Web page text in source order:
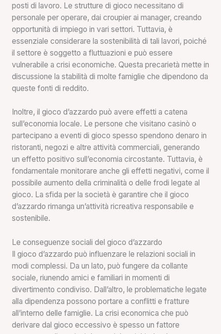
posti di lavoro. Le strutture di gioco necessitano di
personale per operare, dai croupier ai manager, creando
opportunità di impiego in vari settori. Tuttavia, è
essenziale considerare la sostenibilità di tali lavori, poiché
il settore è soggetto a fluttuazioni e può essere
vulnerabile a crisi economiche. Questa precarietà mette in
discussione la stabilità di molte famiglie che dipendono da
queste fonti di reddito.
Inoltre, il gioco d’azzardo può avere effetti a catena
sull’economia locale. Le persone che visitano casinò o
partecipano a eventi di gioco spesso spendono denaro in
ristoranti, negozi e altre attività commerciali, generando
un effetto positivo sull’economia circostante. Tuttavia, è
fondamentale monitorare anche gli effetti negativi, come il
possibile aumento della criminalità o delle frodi legate al
gioco. La sfida per la società è garantire che il gioco
d’azzardo rimanga un’attività ricreativa responsabile e
sostenibile.
Le conseguenze sociali del gioco d’azzardo
Il gioco d’azzardo può influenzare le relazioni sociali in
modi complessi. Da un lato, può fungere da collante
sociale, riunendo amici e familiari in momenti di
divertimento condiviso. Dall’altro, le problematiche legate
alla dipendenza possono portare a conflitti e fratture
all’interno delle famiglie. La crisi economica che può
derivare dal gioco eccessivo è spesso un fattore